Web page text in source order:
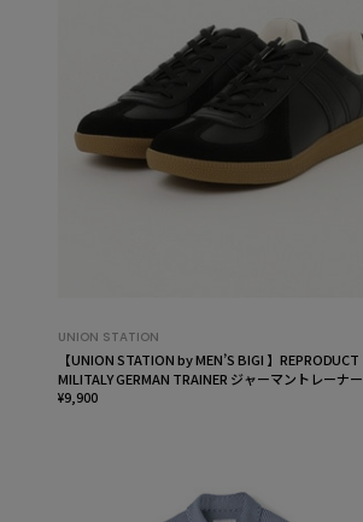
UNION STATION
【UNION STATION by MEN’S BIGI 】REPRODUCT
MILITALY GERMAN TRAINER ジャーマントレーナー
¥9,900